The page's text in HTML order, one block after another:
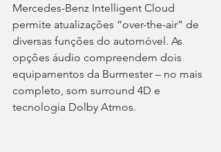
Mercedes-Benz Intelligent Cloud
permite atualizações “over-the-air” de
diversas funções do automóvel. As
opções áudio compreendem dois
equipamentos da Burmester – no mais
completo, som surround 4D e
tecnologia Dolby Atmos.